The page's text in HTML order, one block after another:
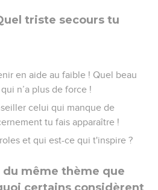
triste secours tu
en aide au faible ! Quel beau
n’a plus de force !
celui qui manque de
tu fais apparaître !
et qui est-ce qui t'inspire ?
du même thème que
certains considèrent